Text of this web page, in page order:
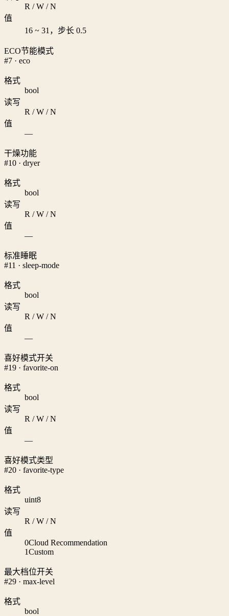
R / W / N
值
16 ~ 31，步长 0.5
ECO节能模式
#7 · eco
格式
bool
读写
R / W / N
值
—
干燥功能
#10 · dryer
格式
bool
读写
R / W / N
值
—
标准睡眠
#11 · sleep-mode
格式
bool
读写
R / W / N
值
—
喜好模式开关
#19 · favorite-on
格式
bool
读写
R / W / N
值
—
喜好模式类型
#20 · favorite-type
格式
uint8
读写
R / W / N
值
0Cloud Recommendation
1Custom
最大档位开关
#29 · max-level
格式
bool